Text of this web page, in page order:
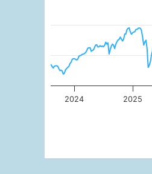
2024 2025